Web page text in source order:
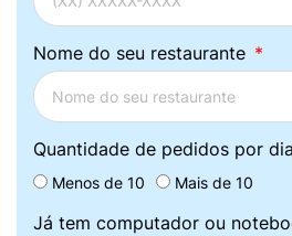
Nome do seu restaurante
Quantidade de pedidos por dia
Menos de 10 Mais de 10
Já tem computador ou